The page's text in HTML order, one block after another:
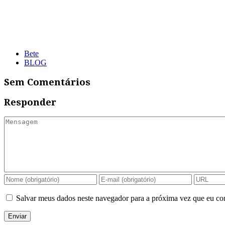
Bete
BLOG
Sem Comentários
Responder
Salvar meus dados neste navegador para a próxima vez que eu